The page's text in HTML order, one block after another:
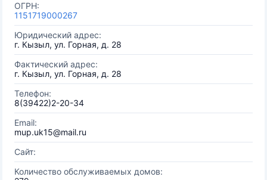
ОГРН:
1151719000267
Юридический адрес:
г. Кызыл, ул. Горная, д. 28
Фактический адрес:
г. Кызыл, ул. Горная, д. 28
Телефон:
8(39422)2-20-34
Email:
mup.uk15@mail.ru
Сайт:
Количество обслуживаемых домов: